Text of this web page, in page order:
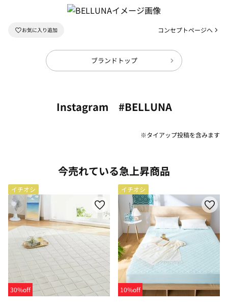
コンセプトページへ
ブランドトップ
Instagram #BELLUNA
※タイアップ投稿を含みます
今売れている急上昇商品
イチオシ
30%off
イチオシ
10%off